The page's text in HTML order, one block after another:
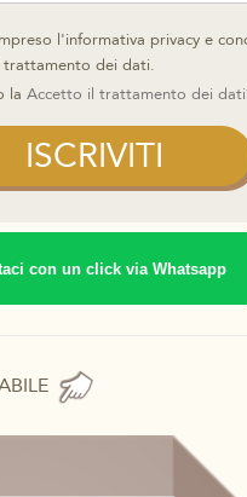
l'informativa privacy e
trattamento dei dati.
la Accetto il trattamento dei
con un click via Whatsapp